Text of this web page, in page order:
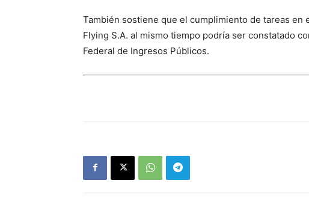
También sostiene que el cumplimiento de tareas en
Flying S.A. al mismo tiempo podría ser constatado
Federal de Ingresos Públicos.